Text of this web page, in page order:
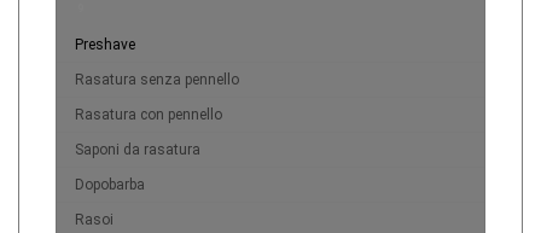
Preshave
Rasatura senza pennello
Rasatura con pennello
Saponi da rasatura
Dopobarba
Rasoi